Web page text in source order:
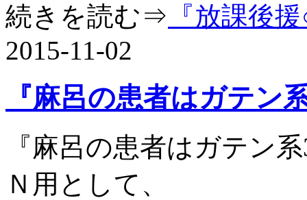
続きを読む⇒ 『放課後
2015-11-02
『麻呂の患者はガテ
『麻呂の患者はガテン
Ｎ用として、